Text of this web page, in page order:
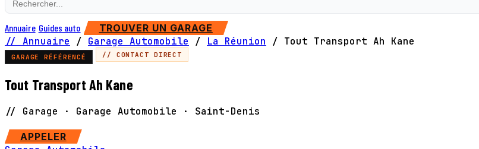
Annuaire Guides auto TROUVER UN GARAGE
// Annuaire / Garage Automobile / La Réunion / Tout Transport Ah Kane
GARAGE RÉFÉRENCÉ // CONTACT DIRECT
Tout Transport Ah Kane
// Garage · Garage Automobile · Saint-Denis
APPELER